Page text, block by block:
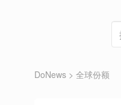
DoNews > 全球份额